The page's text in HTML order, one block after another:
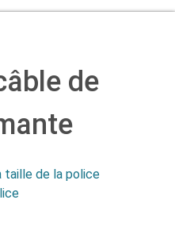
de
taille de la police